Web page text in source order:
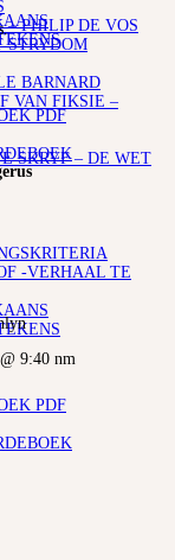
PDF
– PHILIP DE VOS
STRYDOM
BARNARD
VAN FIKSIE –
SKRYF – DE WET
-VERHAAL TE
PDF
9:40 nm